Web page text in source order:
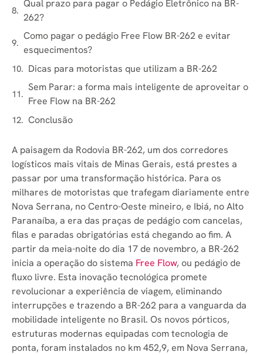
Qual prazo para pagar o Pedágio Eletrônico na BR-
262?
Como pagar o pedágio Free Flow BR-262 e evitar
esquecimentos?
Dicas para motoristas que utilizam a BR-262
Sem Parar: a forma mais inteligente de aproveitar o
Free Flow na BR-262
Conclusão
A paisagem da Rodovia BR-262, um dos corredores
logísticos mais vitais de Minas Gerais, está prestes a
passar por uma transformação histórica. Para os
milhares de motoristas que trafegam diariamente entre
Nova Serrana, no Centro-Oeste mineiro, e Ibiá, no Alto
Paranaíba, a era das praças de pedágio com cancelas,
filas e paradas obrigatórias está chegando ao fim. A
partir da meia-noite do dia 17 de novembro, a BR-262
inicia a operação do sistema Free Flow, ou pedágio de
fluxo livre. Esta inovação tecnológica promete
revolucionar a experiência de viagem, eliminando
interrupções e trazendo a BR-262 para a vanguarda da
mobilidade inteligente no Brasil. Os novos pórticos,
estruturas modernas equipadas com tecnologia de
ponta, foram instalados no km 452,9, em Nova Serrana,